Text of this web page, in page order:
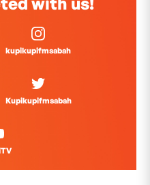
kupikupifmsabah
Kupikupifmsabah